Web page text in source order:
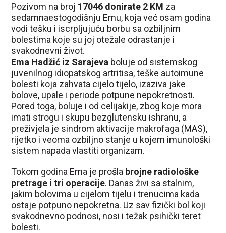
Pozivom na broj 17046 donirate 2 KM za
sedamnaestogodišnju Emu, koja već osam godina
vodi tešku i iscrpljujuću borbu sa ozbiljnim
bolestima koje su joj otežale odrastanje i
svakodnevni život.
Ema Hadžić iz Sarajeva boluje od sistemskog
juvenilnog idiopatskog artritisa, teške autoimune
bolesti koja zahvata cijelo tijelo, izaziva jake
bolove, upale i periode potpune nepokretnosti.
Pored toga, boluje i od celijakije, zbog koje mora
imati strogu i skupu bezglutensku ishranu, a
preživjela je sindrom aktivacije makrofaga (MAS),
rijetko i veoma ozbiljno stanje u kojem imunološki
sistem napada vlastiti organizam.
Tokom godina Ema je prošla brojne radiološke
pretrage i tri operacije. Danas živi sa stalnim,
jakim bolovima u cijelom tijelu i trenucima kada
ostaje potpuno nepokretna. Uz sav fizički bol koji
svakodnevno podnosi, nosi i težak psihički teret
bolesti.